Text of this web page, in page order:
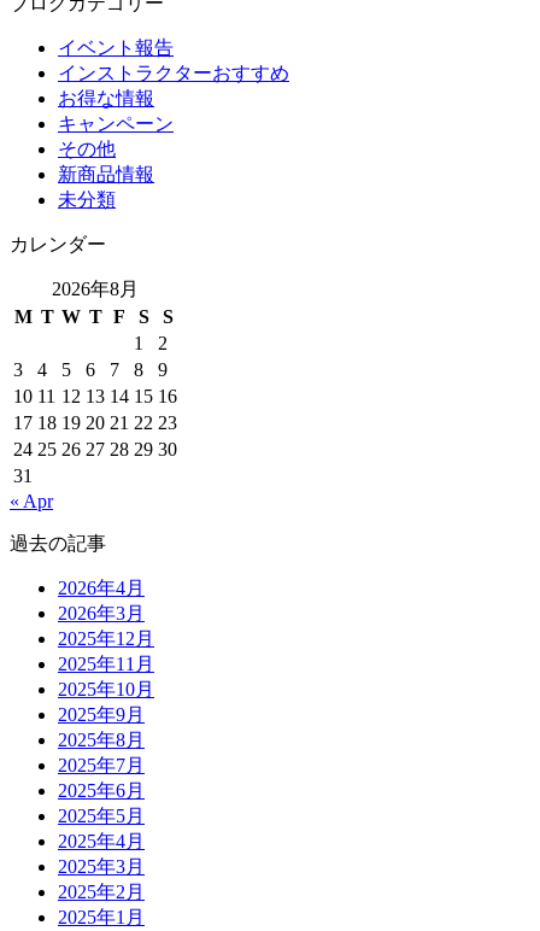
イベント報告
インストラクターおすすめ
お得な情報
キャンペーン
その他
新商品情報
未分類
カレンダー
2026年8月
M T W T F S
S
1
2
3
4 5 6 7 8
9
10 11 12 13 14 15 16
17 18 19 20 21 22 23
24 25 26 27 28 29 30
31
« Apr
過去の記事
2026年4月
2026年3月
2025年12月
2025年11月
2025年10月
2025年9月
2025年8月
2025年7月
2025年6月
2025年5月
2025年4月
2025年3月
2025年2月
2025年1月